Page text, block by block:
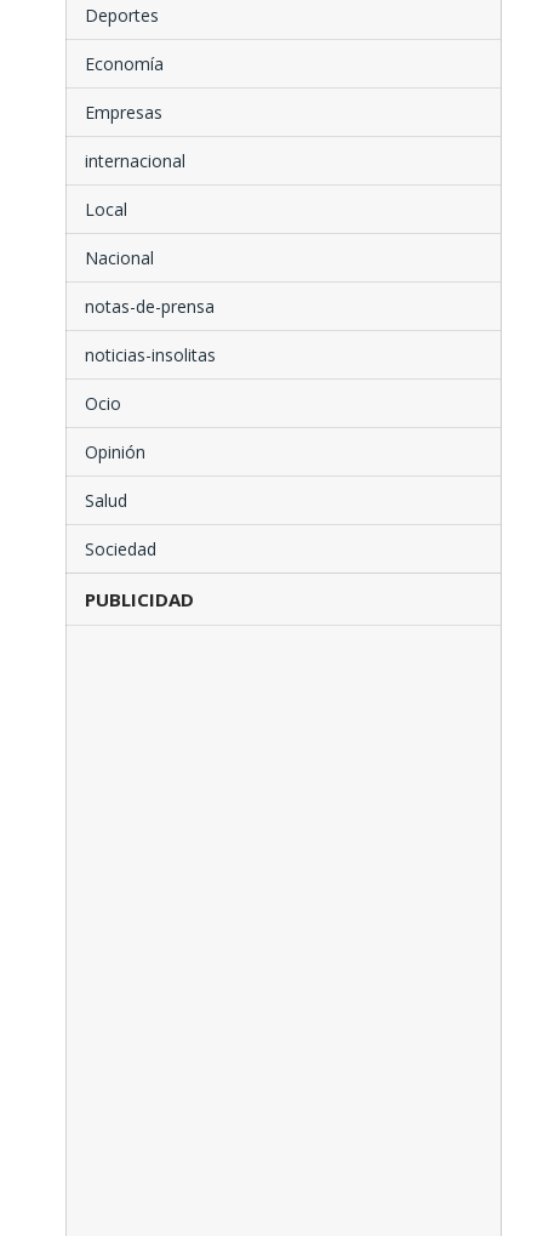
Deportes
Economía
Empresas
internacional
Local
Nacional
notas-de-prensa
noticias-insolitas
Ocio
Opinión
Salud
Sociedad
PUBLICIDAD